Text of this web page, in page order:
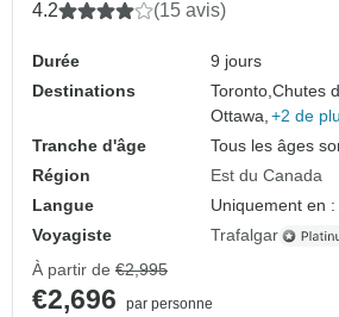
4.2 (15 avis)
Durée
9 jours
Destinations
Toronto,Chutes
Ottawa, +2 de
Tranche d'âge
Tous les âges
Région
Est du Canada
Langue
Uniquement en :
Voyagiste
Trafalgar
À partir de €2,995
€2,696
par personne